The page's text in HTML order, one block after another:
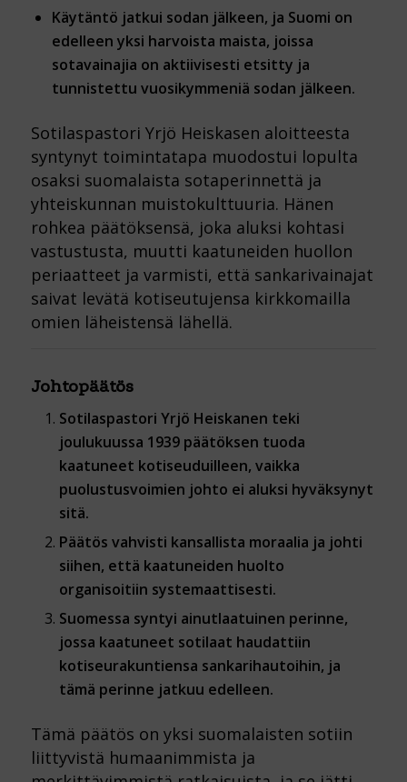
Käytäntö jatkui sodan jälkeen, ja Suomi on
edelleen yksi harvoista maista, joissa
sotavainajia on aktiivisesti etsitty ja
tunnistettu vuosikymmeniä sodan jälkeen.
Sotilaspastori Yrjö Heiskasen aloitteesta
syntynyt toimintatapa muodostui lopulta
osaksi suomalaista sotaperinnettä ja
yhteiskunnan muistokulttuuria. Hänen
rohkea päätöksensä, joka aluksi kohtasi
vastustusta, muutti kaatuneiden huollon
periaatteet ja varmisti, että sankarivainajat
saivat levätä kotiseutujensa kirkkomailla
omien läheistensä lähellä.
Johtopäätös
Sotilaspastori Yrjö Heiskanen teki
joulukuussa 1939 päätöksen tuoda
kaatuneet kotiseuduilleen, vaikka
puolustusvoimien johto ei aluksi hyväksynyt
sitä.
Päätös vahvisti kansallista moraalia ja johti
siihen, että kaatuneiden huolto
organisoitiin systemaattisesti.
Suomessa syntyi ainutlaatuinen perinne,
jossa kaatuneet sotilaat haudattiin
kotiseurakuntiensa sankarihautoihin, ja
tämä perinne jatkuu edelleen.
Tämä päätös on yksi suomalaisten sotiin
liittyvistä humaanimmista ja